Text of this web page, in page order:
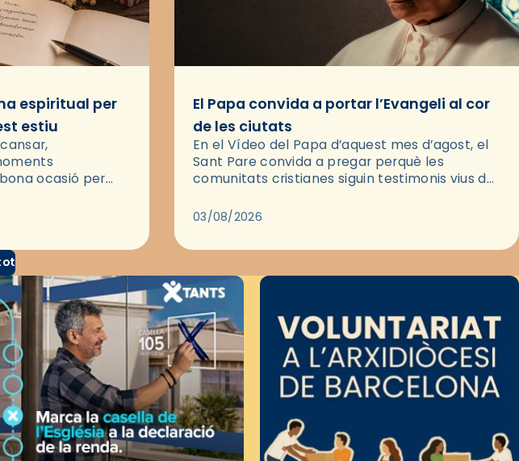
espiritual per
estiu
ocasió per
sobre les…
El Papa convida a portar l’Evangeli al cor
de les ciutats
En el Vídeo del Papa d’aquest mes d’agost, el
Sant Pare convida a pregar perquè les
comunitats cristianes siguin testimonis vius de
pregària, el…
03/08/2026